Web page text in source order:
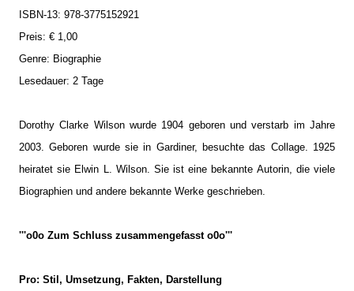
ISBN-13: 978-3775152921
Preis: € 1,00
Genre: Biographie
Lesedauer: 2 Tage
Dorothy Clarke Wilson wurde 1904 geboren und verstarb im Jahre
2003. Geboren wurde sie in Gardiner, besuchte das Collage. 1925
heiratet sie Elwin L. Wilson. Sie ist eine bekannte Autorin, die viele
Biographien und andere bekannte Werke geschrieben.
'''o0o Zum Schluss zusammengefasst o0o'''
Pro: Stil, Umsetzung, Fakten, Darstellung